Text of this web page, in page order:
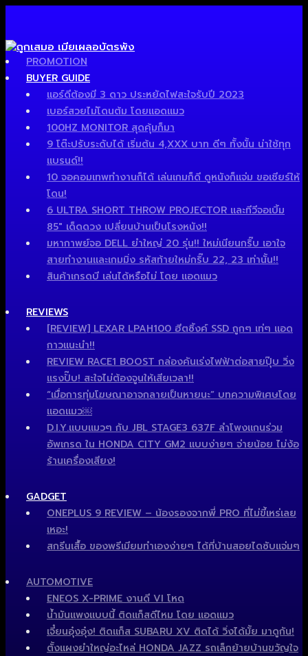
PROMOTION
BUYER GUIDE
แอร์ดีต้องมี 3 ดาว ประหยัดไฟสะใจรับปี 2023
เบอร์สวยไม่โดนต้ม โดยแอดแมว
100HZ MONITOR สุดคุ้มก็มา
9 โต๊ะปรับระดับได้ เริ่มต้น 4,XXX บาท ดีๆ ทั้งนั้น น่าใช้ทุก
แบรนด์!!
10 จอคอมเทพทำงานก็ได้ เล่นเกมก็ดี ดูหนังก็แจ่ม ขอเชียร์ให้
โดน!
6 ULTRA SHORT THROW PROJECTOR และทีวีจอเบิ้ม
85″ เด็ดดวง เปลี่ยนบ้านเป็นโรงหนัง!!
มหากาพย์จอ DELL ยำใหญ่ 20 รุ่น!! ใหม่เนียนกริ๊บ เอาใจ
สายทำงานและเกมมิ่ง รหัสท้ายใหม่กริ๊บ 22, 23 เท่านั้น!!
สินค้าเกรดบี เล่นได้หรือไม่ โดย แอดแมว
REVIEWS
[REVIEW] LEXAR LPAH100 ฮีตซิ้งค์ SSD ถูกๆ เท่ๆ แอด
กาวแนะนำ!!
REVIEW RACE1 BOOST กล่องคันเร่งไฟฟ้าต่อสายปุ๊บ วิ่ง
แรงปั๊บ! สะใจไม่ต้องจูนให้เสียเวลา!!
“เมื่อการทุ่มโฆษณาอาจกลายเป็นหายนะ” บทความพิเศษโดย
แอดแมว￼
D.I.Y.แบบแมวๆ กับ JBL STAGE3 637F ลำโพงแกนร่วม
อัพเกรด ใน HONDA CITY GM2 แบบง่ายๆ จ่ายน้อย ไม่ง้อ
ร้านเครื่องเสียง!
GADGET
ONEPLUS 9 REVIEW – น้องรองจากพี่ PRO ที่ไม่ขี้เหร่เลย
เหอะ!
สกรีนเสื้อ ของพรีเมียมทำเองง่ายๆ ได้ที่บ้านสอยไดซับแจ่มๆ
AUTOMOTIVE
ENEOS X-PRIME งานดี VI โหด
น้ำมันแพงแบบนี้ ติดแก็สดีไหม โดย แอดแมว
เจี๋ยนอุ๋งอุ๋ง! ติดแก็ส SUBARU XV ติดได้ วิ่งได้มั้ย มาดูกัน!
ตั้งแผงยำใหญ่อะไหล่ HONDA JAZZ รถเล็กย้ายบ้านขวัญใจ